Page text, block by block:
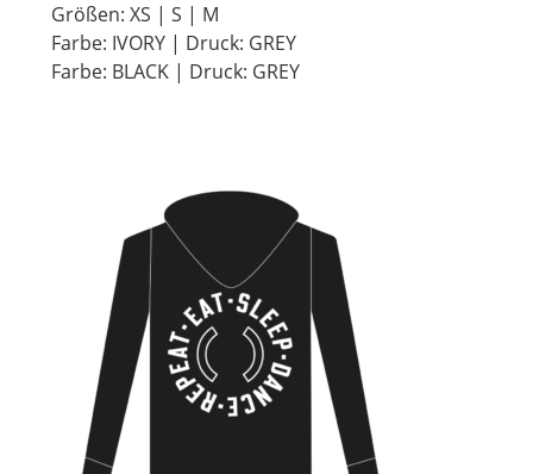
Größen: XS | S | M
Farbe: IVORY | Druck: GREY
Farbe: BLACK | Druck: GREY